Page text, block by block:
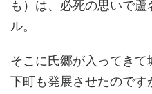
も）は、必死の思いで
ル。
そこに氏郷が入ってき
下町も発展させたので